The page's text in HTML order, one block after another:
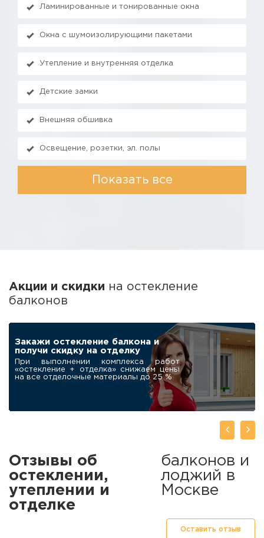
Ламинированные и тонированные окна
Окна с шумоизолирующими пакетами
Утепление и внутренняя отделка
Детские замки
Внешняя обшивка
Освещение, розетки, эл. полы
Показать все
Акции и скидки на остекление
балконов
Робот-мойщик для
окон в подарокнашим клиентам
При заказе остекления балкона под
ключ дарим современный
автоматический мойщик окон
ПОДАРОК
Отзывы об
остеклении,
утеплении и
отделке
балконов и
лоджий в
Москве
Оставить отзыв